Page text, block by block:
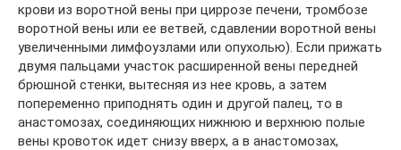
крови из воротной вены при циррозе печени, тромбозе
воротной вены или ее ветвей, сдавлении воротной вены
увеличенными лимфоузлами или опухолью). Если прижать
двумя пальцами участок расширенной вены передней
брюшной стенки, вытесняя из нее кровь, а затем
попеременно приподнять один и другой палец, то в
анастомозах, соединяющих нижнюю и верхнюю полые
вены кровоток идет снизу вверх, а в анастомозах,